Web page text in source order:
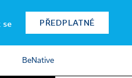
se PŘEDPLATNÉ
BeNative